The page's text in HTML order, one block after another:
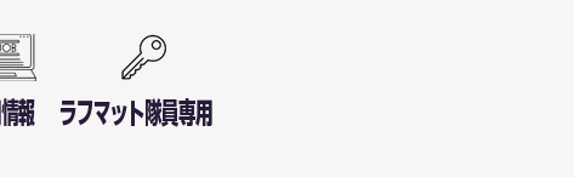
報 ラフマット隊員専用